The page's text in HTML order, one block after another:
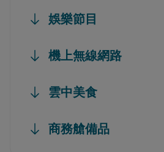
娛樂節目
機上無線網路
雲中美食
商務艙備品